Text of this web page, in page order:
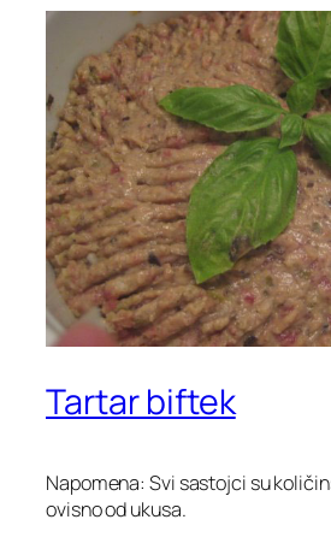
Tartar biftek
Napomena: Svi sastojci su
ovisno od ukusa.